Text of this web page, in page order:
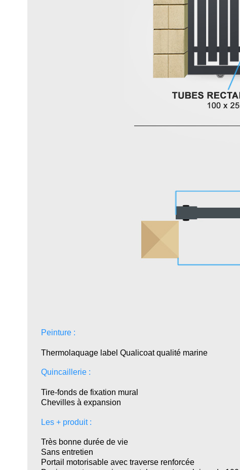
Peinture :
Thermolaquage label Qualicoat qualité marine
Quincaillerie :
Tire-fonds de fixation mural
Chevilles à expansion
Les + produit :
Très bonne durée de vie
Sans entretien
Portail motorisable avec traverse renforcée